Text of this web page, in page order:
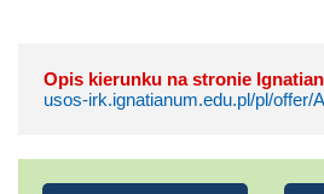
Opis kierunku na stronie
usos-irk.ignatianum.edu.pl/pl/offer/